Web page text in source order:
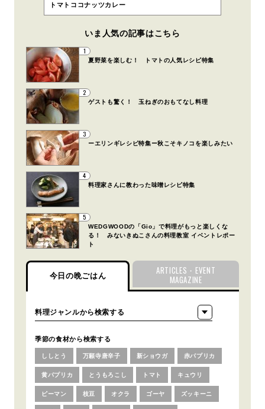
トマトココナッツカレー
いま人気の記事はこちら
1
夏野菜を楽しむ！ トマトの人気レシピ特集
2
ゲストも驚く！ 玉ねぎのおもてなし料理
3
ーエリンギレシピ特集ー秋こそキノコを楽しみたい
4
料理家さんに教わった味噌レシピ特集
5
WEDGWOODの「Gio」で料理がもっと楽しくな
る！ みないきぬこさんの料理教室 イベントレポー
ト
今日の晩ごはん
ARTICLES・EVENT
MAGAZINE
季節の食材から検索する
ししとう 万願寺唐辛子 新ショウガ 赤パプリカ
黄パプリカ とうもろこし トマト キュウリ
ピーマン 枝豆 オクラ ゴーヤ ズッキーニ